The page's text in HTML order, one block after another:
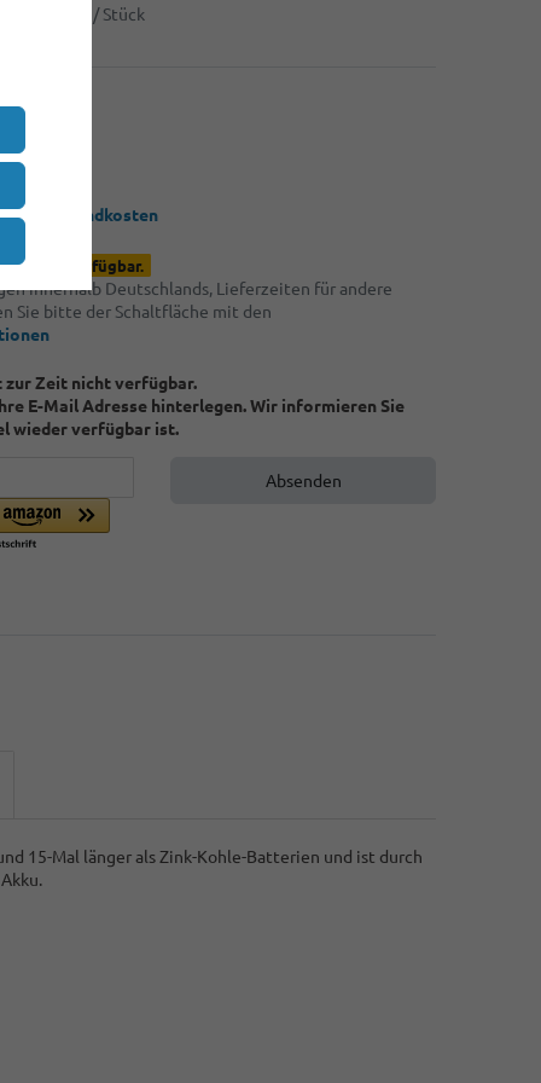
€ 1,42 € / Stück
/ Stück
Versandkosten
wieder verfügbar.
innerhalb Deutschlands, Lieferzeiten für andere
Sie bitte der Schaltfläche mit den
Zeit nicht verfügbar.
E-Mail Adresse hinterlegen. Wir informieren Sie
wieder verfügbar ist.
Absenden
15-Mal länger als Zink-Kohle-Batterien und ist durch